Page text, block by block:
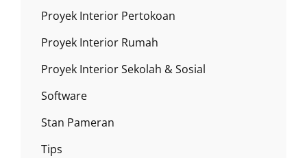
Proyek Interior Pertokoan
Proyek Interior Rumah
Proyek Interior Sekolah & Sosial
Software
Stan Pameran
Tips